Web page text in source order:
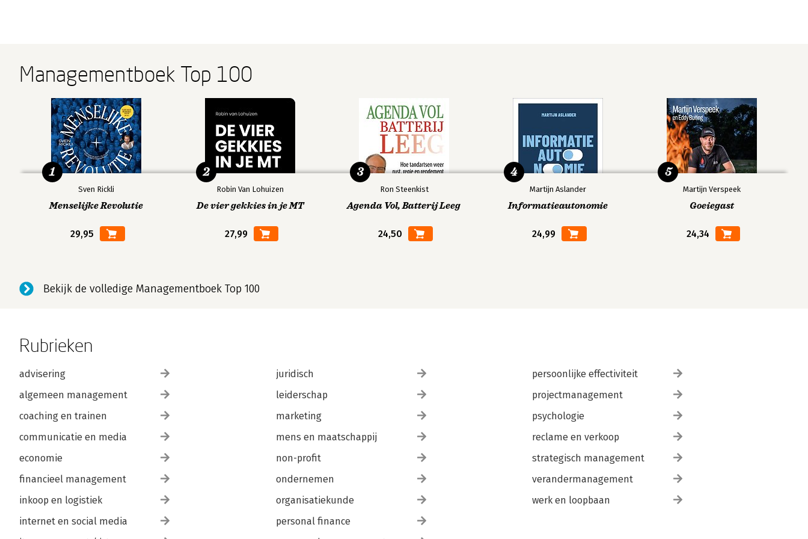
Managementboek Top 100
Sven Rickli
Menselijke Revolutie
29,95
1
Robin Van Lohuizen
De vier gekkies in je MT
27,99
2
Ron Steenkist
Agenda Vol, Batterij Leeg
24,50
3
Martijn Aslander
Informatieautonomie
24,99
4
Martijn Verspeek
Goeiegast
24,34
5
Bekijk de volledige Managementboek Top 100
Rubrieken
advisering
algemeen management
coaching en trainen
communicatie en media
economie
financieel management
inkoop en logistiek
internet en social media
juridisch
leiderschap
marketing
mens en maatschappij
non-profit
ondernemen
organisatiekunde
personal finance
persoonlijke effectiviteit
projectmanagement
psychologie
reclame en verkoop
strategisch management
verandermanagement
werk en loopbaan